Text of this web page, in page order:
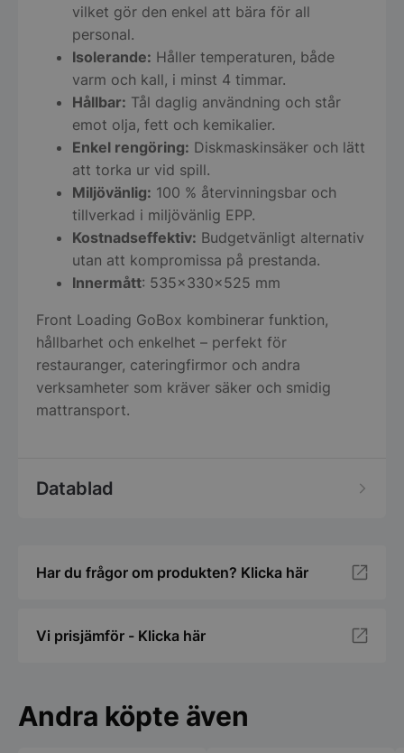
vilket gör den enkel att bära för all
personal.
Isolerande: Håller temperaturen, både
varm och kall, i minst 4 timmar.
Hållbar: Tål daglig användning och står
emot olja, fett och kemikalier.
Enkel rengöring: Diskmaskinsäker och lätt
att torka ur vid spill.
Miljövänlig: 100 % återvinningsbar och
tillverkad i miljövänlig EPP.
Kostnadseffektiv: Budgetvänligt alternativ
utan att kompromissa på prestanda.
Innermått: 535x330x525 mm
Front Loading GoBox kombinerar funktion,
hållbarhet och enkelhet – perfekt för
restauranger, cateringfirmor och andra
verksamheter som kräver säker och smidig
mattransport.
Datablad
Har du frågor om produkten? Klicka här
Vi prisjämför - Klicka här
Andra köpte även